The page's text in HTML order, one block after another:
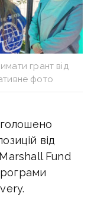
грант від
фото
від
Fund